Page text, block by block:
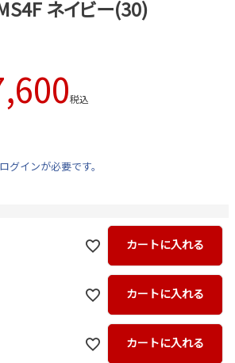
ネイビー(30)
税込
グインが必要です。
カートに入れる
カートに入れる
カートに入れる